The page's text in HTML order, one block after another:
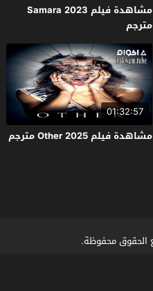
مشاهدة فيلم Samara 2023
مترجم
01:32:57
مشاهدة فيلم Other 2025 مترجم